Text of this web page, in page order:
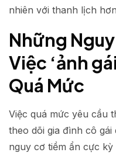
nhiên với thanh lịch
Những
Việc ‘ảnh
Quá Mức
Việc quá mức yêu cầu
theo dõi gia đình cô
nguy cơ tiềm ẩn cực